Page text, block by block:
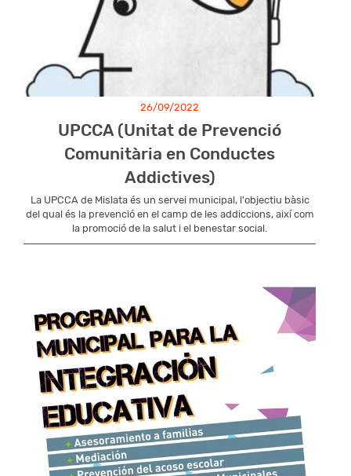
26/09/2022
UPCCA (Unitat de Prevenció
Comunitària en Conductes
Addictives)
La UPCCA de Mislata és un servei municipal, l'objectiu bàsic
del qual és la prevenció en el camp de les addiccions, així com
la promoció de la salut i el benestar social.